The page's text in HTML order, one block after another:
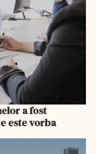
a fost
este vorba